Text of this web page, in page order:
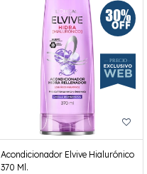
Acondicionador Elvive Hialurónico
370 Ml.